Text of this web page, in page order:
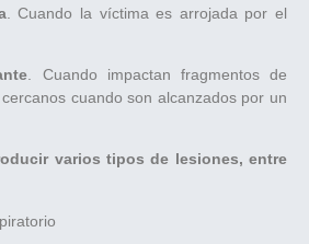
. Cuando la víctima es arrojada por el
. Cuando impactan fragmentos de
cuando son alcanzados por un
varios tipos de lesiones, entre